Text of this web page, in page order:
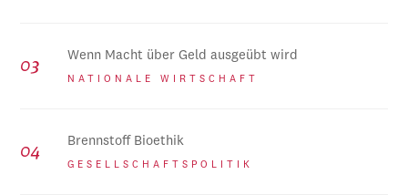
Wenn Macht über Geld ausgeübt wird
NATIONALE WIRTSCHAFT
Brennstoff Bioethik
GESELLSCHAFTSPOLITIK